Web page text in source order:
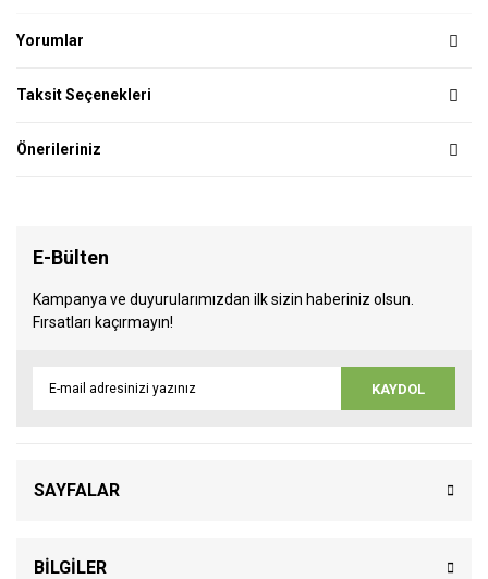
Yorumlar
Taksit Seçenekleri
Önerileriniz
E-Bülten
Kampanya ve duyurularımızdan ilk sizin haberiniz olsun.
Fırsatları kaçırmayın!
KAYDOL
SAYFALAR
BİLGİLER